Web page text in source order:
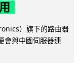
）旗下的路由器
會與中國伺服器連